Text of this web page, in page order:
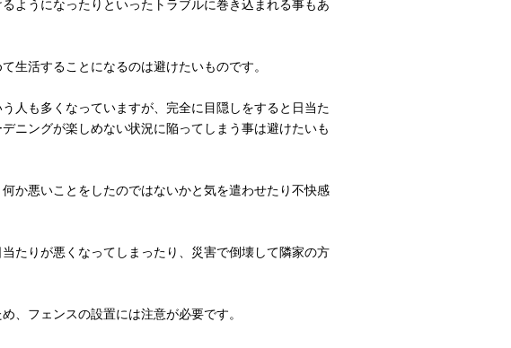
ようになったりといったトラブルに巻き込まれる事もあ
生活することになるのは避けたいものです。
人も多くなっていますが、完全に目隠しをすると日当た
ニングが楽しめない状況に陥ってしまう事は避けたいも
か悪いことをしたのではないかと気を遣わせたり不快感
たりが悪くなってしまったり、災害で倒壊して隣家の方
、フェンスの設置には注意が必要です。